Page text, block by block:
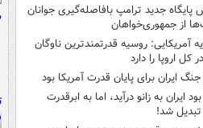
پایگاه جدید ترامپ بافاصله‌گیری جوانان
از جمهوری‌خواهان
آمریکایی: روسیه قدرتمندترین ناوگان
کل اروپا را دارد
جنگ ایران برای پایان قدرت آمریکا بود
بود ایران به زانو درآید، اما به ابرقدرت
شد!